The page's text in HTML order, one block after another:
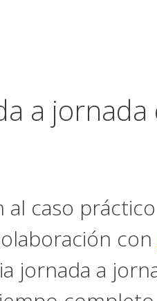
a
caso
con
jornada a